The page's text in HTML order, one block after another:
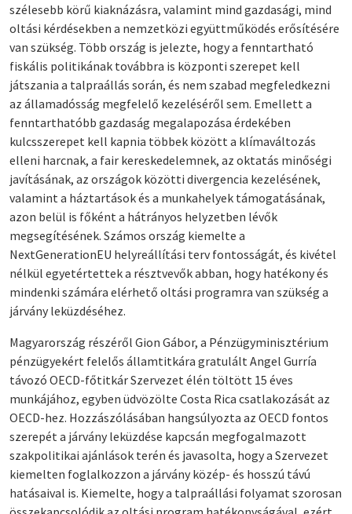
szélesebb körű kiaknázásra, valamint mind gazdasági, mind
oltási kérdésekben a nemzetközi együttműködés erősítésére
van szükség. Több ország is jelezte, hogy a fenntartható
fiskális politikának továbbra is központi szerepet kell
játszania a talpraállás során, és nem szabad megfeledkezni
az államadósság megfelelő kezeléséről sem. Emellett a
fenntarthatóbb gazdaság megalapozása érdekében
kulcsszerepet kell kapnia többek között a klímaváltozás
elleni harcnak, a fair kereskedelemnek, az oktatás minőségi
javításának, az országok közötti divergencia kezelésének,
valamint a háztartások és a munkahelyek támogatásának,
azon belül is főként a hátrányos helyzetben lévők
megsegítésének. Számos ország kiemelte a
NextGenerationEU helyreállítási terv fontosságát, és kivétel
nélkül egyetértettek a résztvevők abban, hogy hatékony és
mindenki számára elérhető oltási programra van szükség a
járvány leküzdéséhez.
Magyarország részéről Gion Gábor, a Pénzügyminisztérium
pénzügyekért felelős államtitkára gratulált Angel Gurría
távozó OECD-főtitkár Szervezet élén töltött 15 éves
munkájához, egyben üdvözölte Costa Rica csatlakozását az
OECD-hez. Hozzászólásában hangsúlyozta az OECD fontos
szerepét a járvány leküzdése kapcsán megfogalmazott
szakpolitikai ajánlások terén és javasolta, hogy a Szervezet
kiemelten foglalkozzon a járvány közép- és hosszú távú
hatásaival is. Kiemelte, hogy a talpraállási folyamat szorosan